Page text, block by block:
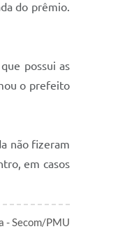
do prêmio.
possui as
o prefeito
não fizeram
em casos
- Secom/PMU